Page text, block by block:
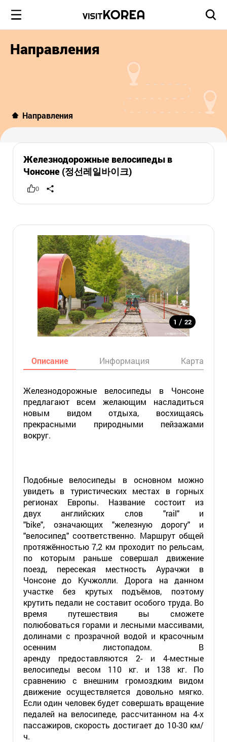
Направления
Направления
Железнодорожные велосипеды в
Чонсоне (정선레일바이크)
0
1 / 22
Описание Информация Карта
Железнодорожные велосипеды в Чонсоне
предлагают всем желающим насладиться
новым видом отдыха, восхищаясь
прекрасными природными пейзажами
вокруг.
Подобные велосипеды в основном можно
увидеть в туристических местах в горных
регионах Европы. Название состоит из
двух английских слов "rail" и
"bike", означающих "железную дорогу" и
"велосипед" соответственно. Маршрут общей
протяжённостью 7,2 км проходит по рельсам,
по которым раньше совершал движение
поезд, пересекая местность Аурачжи в
Чонсоне до Кучжолли. Дорога на данном
участке без крутых подъёмов, поэтому
крутить педали не составит особого труда. Во
время путешествия вы сможете
полюбоваться горами и лесными массивами,
долинами с прозрачной водой и красочным
осенним листопадом. В
аренду предоставляются 2- и 4-местные
велосипеды весом 110 кг. и 138 кг. По
сравнению с внешним громоздким видом
движение осуществляется довольно мягко.
Если один человек будет совершать вращение
педалей на велосипеде, рассчитанном на 4-х
пассажиров, скорость достигает до 10-30 км/
ч.